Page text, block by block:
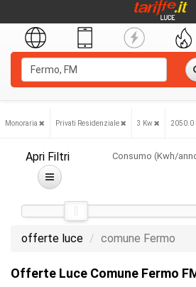
Monoraria Privati Residenziale 3 Kw 2050.0
Apri Filtri Consumo (Kwh/
offerte luce comune Fermo
Offerte Luce Comune Fermo